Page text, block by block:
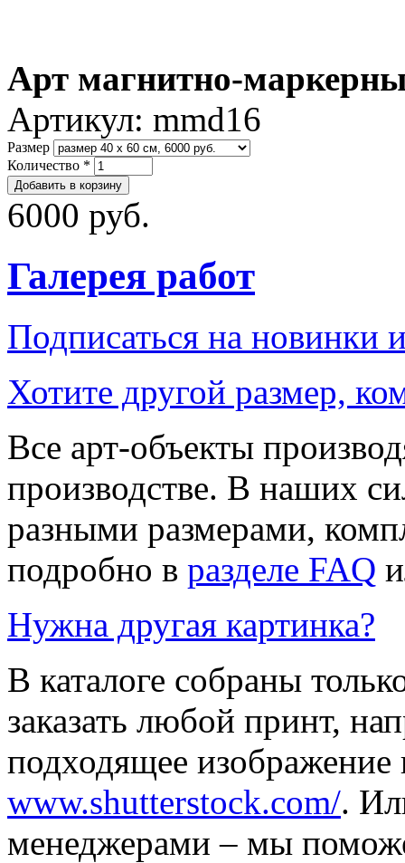
Арт магнитно-
Артикул: mmd16
Размер
Количество *
6000 руб.
Галерея работ
Подписаться на новинки
Хотите другой размер,
Все арт-объекты
производстве. В наших
разными размерами,
подробно в разделе FAQ
Нужна другая картинка?
В каталоге собраны
заказать любой принт,
подходящее изображение
www.shutterstock.com/.
менеджерами – мы